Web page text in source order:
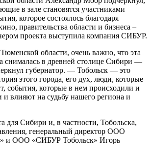
в зале становятся участниками
которое состоялось благодаря
правительства области и бизнеса –
проекта выступила компания СИБУР.
области, очень важно, что эта
снималась в древней столице Сибири —
губернатор. — Тобольск — это
этого города, его дух, люди, которые
события, которые в нем происходили и
и влияют на судьбу нашего региона и
для Сибири и, в частности, Тобольска,
генеральный директор ООО
и ООО «СИБУР Тобольск» Игорь